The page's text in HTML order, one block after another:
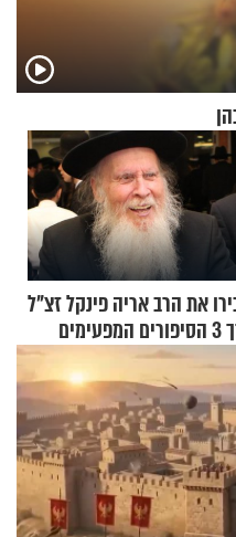
את הרב אריה פינקל זצ"ל
דרך 3 הסיפורים המפעימים